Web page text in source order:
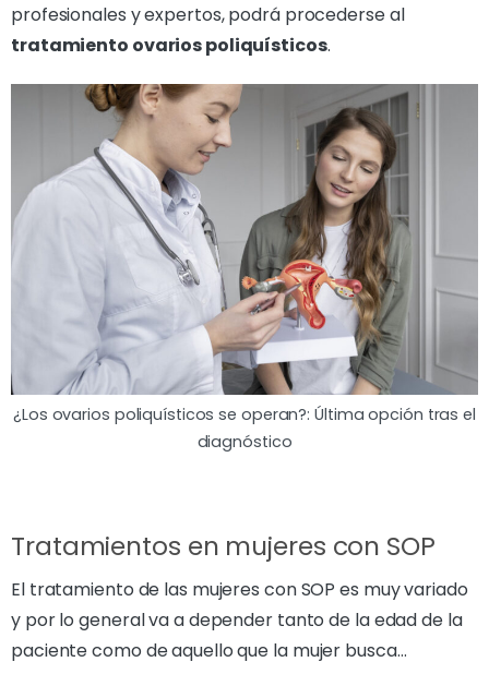
profesionales y expertos, podrá procederse al
tratamiento ovarios poliquísticos.
¿Los ovarios poliquísticos se operan?: Última opción tras el
diagnóstico
Tratamientos en mujeres con SOP
El tratamiento de las mujeres con SOP es muy variado
y por lo general va a depender tanto de la edad de la
paciente como de aquello que la mujer busca…